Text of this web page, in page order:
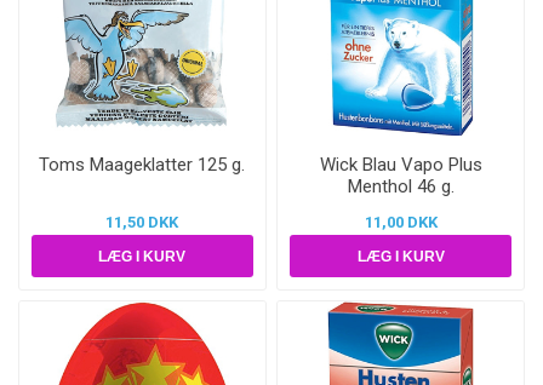
Toms Maageklatter 125 g.
11,50 DKK
Wick Blau Vapo Plus
Menthol 46 g.
11,00 DKK